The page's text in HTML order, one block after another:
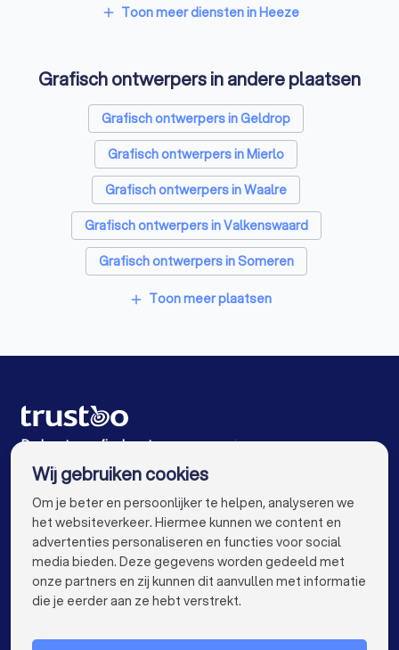
Tekstschrijvers in Heeze
Vertaalbureaus in Heeze
Reclamebureaus in Heeze
Accountants in Heeze
add Toon meer diensten in Heeze
Grafisch ontwerpers in andere plaatsen
Grafisch ontwerpers in Geldrop
Grafisch ontwerpers in Mierlo
Grafisch ontwerpers in Waalre
Grafisch ontwerpers in Valkenswaard
Grafisch ontwerpers in Someren
Grafisch ontwerpers in Nuenen
Grafisch ontwerpers in Westerhoven
Grafisch ontwerpers in Amsterdam
Grafisch ontwerpers in Rotterdam
Grafisch ontwerpers in Den Haag
Grafisch ontwerpers in Utrecht
add Toon meer plaatsen
De beste grafisch ontwerpers voor jou
VOOR PARTICULIEREN keyboard_arrow_down
Wij gebruiken cookies
Om je beter en persoonlijker te helpen, analyseren we
het websiteverkeer. Hiermee kunnen we content en
advertenties personaliseren en functies voor social
media bieden. Deze gegevens worden gedeeld met
onze partners en zij kunnen dit aanvullen met informatie
die je eerder aan ze hebt verstrekt.